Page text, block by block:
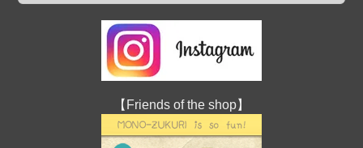
【Friends of the shop】